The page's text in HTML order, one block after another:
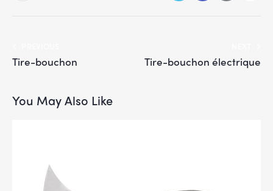
Tire-bouchon Tire-bouchon électrique
You May Also Like